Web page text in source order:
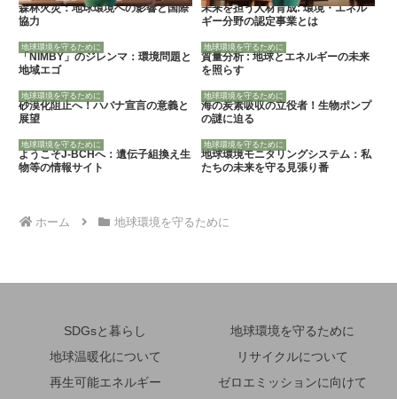
森林火災：地球環境への影響と国際
協力
未来を担う人材育成: 環境・エネル
ギー分野の認定事業とは
地球環境を守るために
「NIMBY」のジレンマ：環境問題と
地域エゴ
地球環境を守るために
質量分析 : 地球とエネルギーの未来
を照らす
地球環境を守るために
砂漠化阻止へ！ハバナ宣言の意義と
展望
地球環境を守るために
海の炭素吸収の立役者！生物ポンプ
の謎に迫る
地球環境を守るために
ようこそJ-BCHへ：遺伝子組換え生
物等の情報サイト
地球環境を守るために
地球環境モニタリングシステム：私
たちの未来を守る見張り番
ホーム 地球環境を守るために
SDGsと暮らし
地球環境を守るために
地球温暖化について
リサイクルについて
再生可能エネルギー
ゼロエミッションに向けて